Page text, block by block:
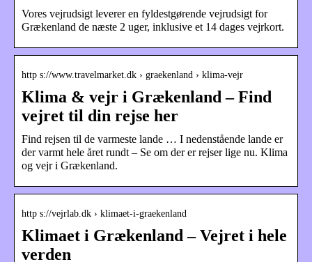
Vores vejrudsigt leverer en fyldestgørende vejrudsigt for
Grækenland de næste 2 uger, inklusive et 14 dages vejrkort.
http s://www.travelmarket.dk › graekenland › klima-vejr
Klima & vejr i Grækenland – Find
vejret til din rejse her
Find rejsen til de varmeste lande … I nedenstående lande er
der varmt hele året rundt – Se om der er rejser lige nu. Klima
og vejr i Grækenland.
http s://vejrlab.dk › klimaet-i-graekenland
Klimaet i Grækenland – Vejret i hele
verden